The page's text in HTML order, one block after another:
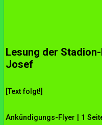
Lesung der
Josef
[Text folgt!]
Ankündigungs-Flyer | 1